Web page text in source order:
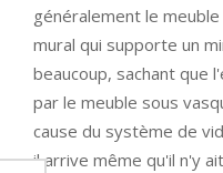
généralement le
mural qui supporte un
beaucoup, sachant que
par le meuble sous
cause du système de
il arrive même qu'il n'y